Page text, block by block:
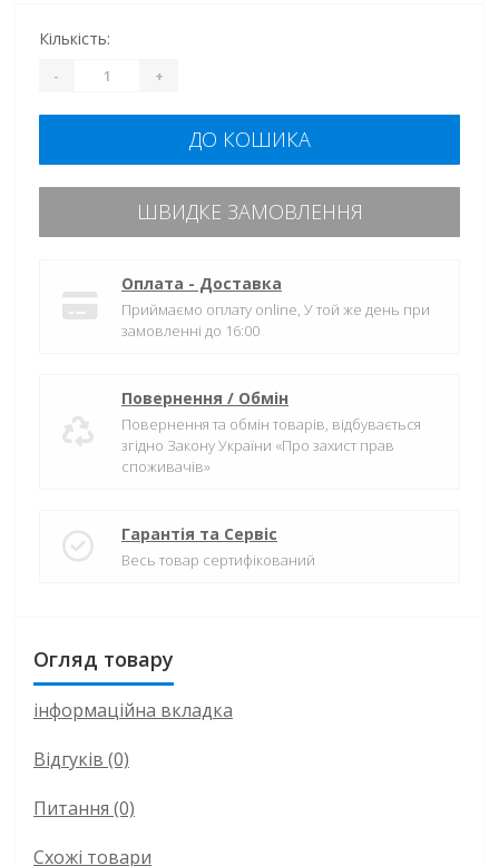
Кількість:
- +
ДО КОШИКА
ШВИДКЕ ЗАМОВЛЕННЯ
Оплата - Доставка
Приймаємо оплату online, У той же день при
замовленні до 16:00
Повернення / Обмін
Повернення та обмін товарів, відбувається
згідно Закону України «Про захист прав
споживачів»
Гарантія та Сервіс
Весь товар сертифікований
Огляд товару
інформаційна вкладка
Відгуків (0)
Питання (0)
Схожі товари